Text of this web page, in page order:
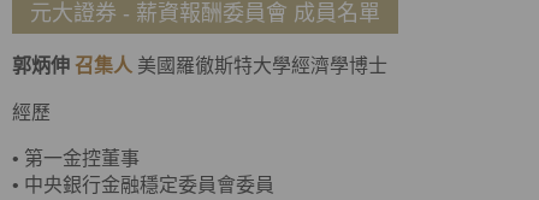
元大證券 - 薪資報酬委員會 成員名單
郭炳伸 召集人 美國羅徹斯特大學經濟學博士
經歷
• 第一金控董事
• 中央銀行金融穩定委員會委員